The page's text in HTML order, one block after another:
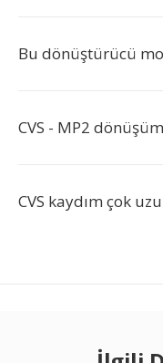
Bu dönüştürücü
CVS - MP2
CVS kaydım çok